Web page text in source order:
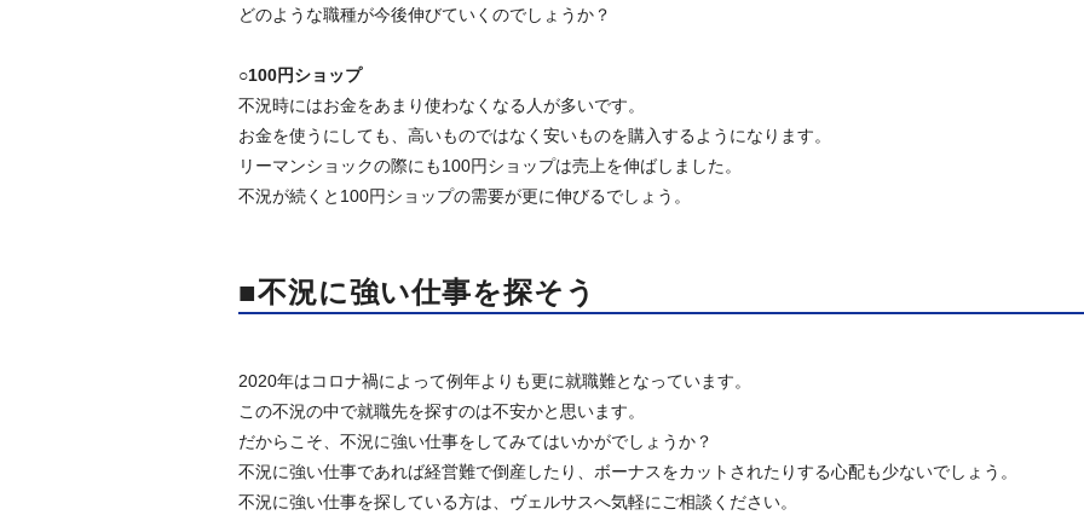
どのような職種が今後伸びていくのでしょうか？
○100円ショップ
不況時にはお金をあまり使わなくなる人が多いです。
お金を使うにしても、高いものではなく安いものを購入するようになります。
リーマンショックの際にも100円ショップは売上を伸ばしました。
不況が続くと100円ショップの需要が更に伸びるでしょう。
■不況に強い仕事を探そう
2020年はコロナ禍によって例年よりも更に就職難となっています。
この不況の中で就職先を探すのは不安かと思います。
だからこそ、不況に強い仕事をしてみてはいかがでしょうか？
不況に強い仕事であれば経営難で倒産したり、ボーナスをカットされたりする心配も少ないでしょう。
不況に強い仕事を探している方は、ヴェルサスへ気軽にご相談ください。